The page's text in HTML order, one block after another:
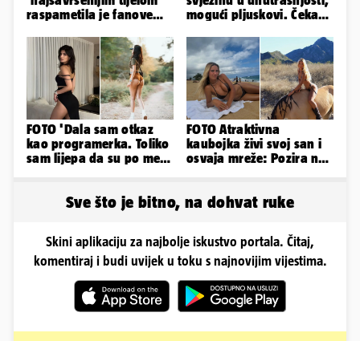
raspametila je fanove
plićaka
mogući pljuskovi. Čeka
FOTO 'Dala sam otkaz
kao programerka. Toliko
sam lijepa da su po meni
FOTO Atraktivna
kaubojka živi svoj san i
osvaja mreže: Pozira na
Sve što je bitno, na dohvat ruke
Skini aplikaciju za najbolje iskustvo portala. Čitaj,
komentiraj i budi uvijek u toku s najnovijim vijestima.